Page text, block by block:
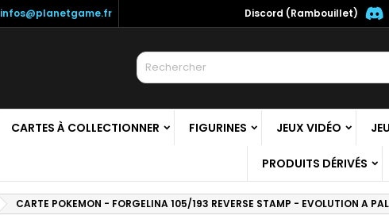
infos@planetgame.fr Discord (Rambouillet)
CARTES À COLLECTIONNER FIGURINES JEUX VIDÉO
PRODUITS DÉRIVÉS
CARTE POKEMON - FORGELINA 105/193 REVERSE STAMP - EVOLUTION A
Mes listes
Créer une nouvelle liste
Créer une liste d'envies
Connexion
Vous devez être connecté pour ajouter des